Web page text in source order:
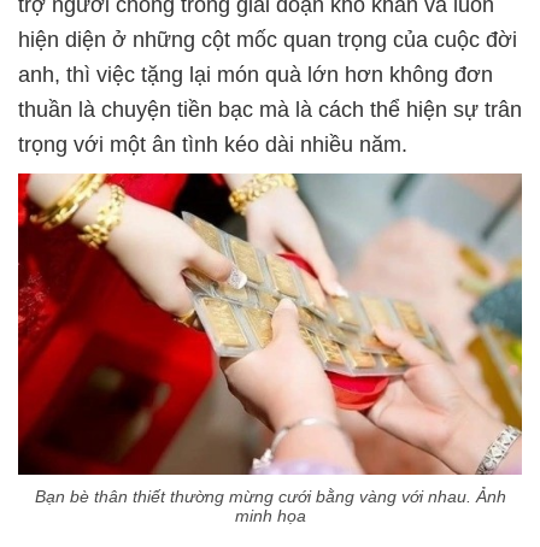
hiện diện ở những cột mốc quan trọng của cuộc đời
anh, thì việc tặng lại món quà lớn hơn không đơn
thuần là chuyện tiền bạc mà là cách thể hiện sự trân
trọng với một ân tình kéo dài nhiều năm.
Bạn bè thân thiết thường mừng cưới bằng vàng với nhau. Ảnh
minh họa